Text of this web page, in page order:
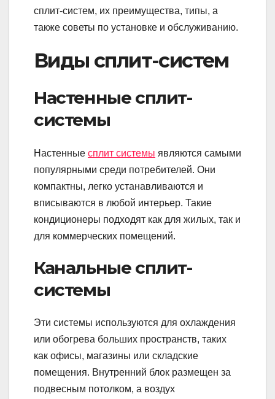
сплит-систем, их преимущества, типы, а
также советы по установке и обслуживанию.
Виды сплит-систем
Настенные сплит-
системы
Настенные сплит системы являются самыми
популярными среди потребителей. Они
компактны, легко устанавливаются и
вписываются в любой интерьер. Такие
кондиционеры подходят как для жилых, так и
для коммерческих помещений.
Канальные сплит-
системы
Эти системы используются для охлаждения
или обогрева больших пространств, таких
как офисы, магазины или складские
помещения. Внутренний блок размещен за
подвесным потолком, а воздух